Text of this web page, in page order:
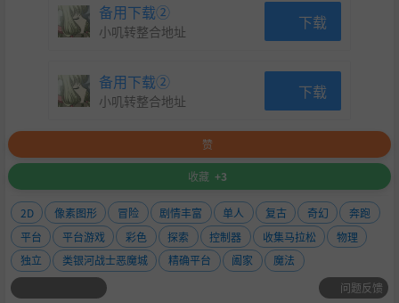
备用下载②
小叽转整合地址 下载
备用下载②
小叽转整合地址 下载
赞
收藏 +3
2D 像素图形 冒险 剧情丰富 单人 复古 奇幻
奔跑
平台
平台游戏 彩色 探索 控制器 收集马拉松
物理
独立
类银河战士恶魔城 精确平台 阖家
魔法
问题反馈